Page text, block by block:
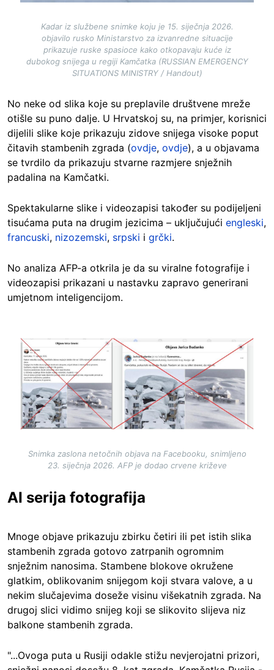
Kadar iz službene snimke koju je 15. siječnja 2026.
objavilo rusko Ministarstvo za izvanredne situacije
prikazuje ruske spasioce kako otkopavaju kuće iz
dubokog snijega u regiji Kamčatka (RUSSIAN EMERGENCY
SITUATIONS MINISTRY / Handout)
No neke od slika koje su preplavile društvene mreže
otišle su puno dalje. U Hrvatskoj su, na primjer, korisnici
dijelili slike koje prikazuju zidove snijega visoke poput
čitavih stambenih zgrada (ovdje, ovdje), a u objavama
se tvrdilo da prikazuju stvarne razmjere snježnih
padalina na Kamčatki.
Spektakularne slike i videozapisi također su podijeljeni
tisućama puta na drugim jezicima – uključujući engleski,
francuski, nizozemski, srpski i grčki.
No analiza AFP-a otkrila je da su viralne fotografije i
videozapisi prikazani u nastavku zapravo generirani
umjetnom inteligencijom.
Image
Snimka zaslona netočnih objava na Facebooku, snimljeno
23. siječnja 2026. AFP je dodao crvene križeve
AI serija fotografija
Mnoge objave prikazuju zbirku četiri ili pet istih slika
stambenih zgrada gotovo zatrpanih ogromnim
snježnim nanosima. Stambene blokove okružene
glatkim, oblikovanim snijegom koji stvara valove, a u
nekim slučajevima doseže visinu višekatnih zgrada. Na
drugoj slici vidimo snijeg koji se slikovito slijeva niz
balkone stambenih zgrada.
"...Ovoga puta u Rusiji odakle stižu nevjerojatni prizori,